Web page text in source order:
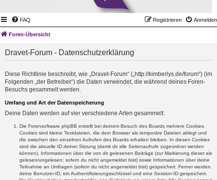
FAQ Anmelden
Registrieren
Foren-Übersicht
Dravet-Forum - Datenschutzerklärung
Diese Richtlinie beschreibt, wie „Dravet-Forum“ („http://kimberlys.de/forum“) (im
Folgenden „der Betreiber“) die Daten verwendet, die während deines Foren-
Besuchs gesammelt werden.
Umfang und Art der Datenspeicherung
Deine Daten werden auf vier verschiedene Arten gesammelt:
Die Forensoftware phpBB erstellt bei deinem Besuch des Boards mehrere Cookies.
Cookies sind kleine Textdateien, die dein Browser als temporäre Dateien ablegt und
die zwischen den einzelnen Aufrufen des Boards erhalten bleiben. In diesen Cookies
sind die aktuelle ID deiner Sitzung (damit dir alle Seitenaufrufe zugeordnet werden
können), Informationen über die von dir gelesenen Beiträge (zur Markierung dieser als
gelesen/ungelesen; sofern du nicht angemeldet bist) sowie Informationen über deine
Teilnahme an Umfragen (sofern du nicht angemeldet bist) gespeichert. Ferner werden
deine Benutzer-ID, ein Authentifizierungsschlüssel und eine Session-ID gespeichert.